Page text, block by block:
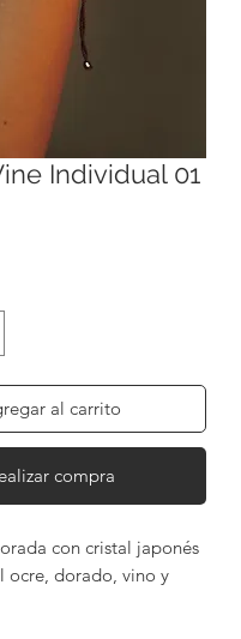
Individual 01
al carrito
compra
con cristal japonés
ocre, dorado, vino y